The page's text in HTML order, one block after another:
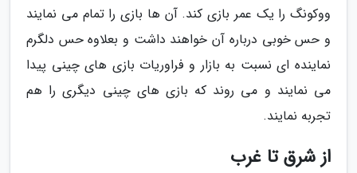
ووکونگ را یک عمر بازی کند. آن ها بازی را تمام می نمایند
و حس خوبی درباره آن خواهند داشت و بعلاوه حس دلگرم
نماینده ای نسبت به بازار و فراوریات بازی های چینی پیدا
می نمایند و می روند که بازی های چینی دیگری را هم
تجربه نمایند.
از شرق تا غرب